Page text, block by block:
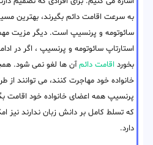
به سرعت اقامت دائم بگیرند، بهترین
سائوتومه و پرنسیپ است. دیگر مزیت
استارتاپ سائوتومه و پرنسیپ ، اگر در
بخورد اقامت دائمآن ها لغو نمی شود.
خانواده خود مهاجرت کنند، می توانند از
پرنسیپ همه اعضای خانواده خود اقامت
که تسلط کامل بر دانش زبان ندارند نیز
دارد.